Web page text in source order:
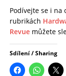
Podívejte se i na
rubrikách
Revue můžete
Sdílení / Sharing